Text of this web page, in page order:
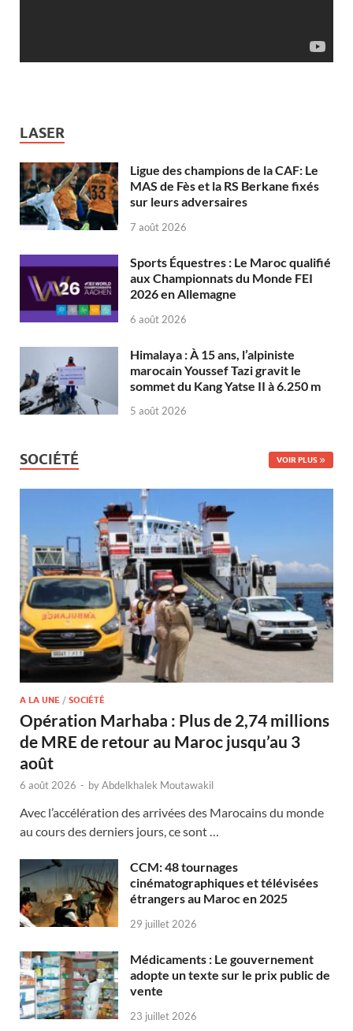
LASER
Ligue des champions de la CAF: Le
MAS de Fès et la RS Berkane fixés
sur leurs adversaires
7 août 2026
Sports Équestres : Le Maroc qualifié
aux Championnats du Monde FEI
2026 en Allemagne
6 août 2026
Himalaya : À 15 ans, l’alpiniste
marocain Youssef Tazi gravit le
sommet du Kang Yatse II à 6.250 m
5 août 2026
SOCIÉTÉ VOIR PLUS
A LA UNE / SOCIÉTÉ
Opération Marhaba : Plus de 2,74 millions
de MRE de retour au Maroc jusqu’au 3
août
6 août 2026 - byAbdelkhalek Moutawakil
Avec l’accélération des arrivées des Marocains du monde
au cours des derniers jours, ce sont …
CCM: 48 tournages
cinématographiques et télévisées
étrangers au Maroc en 2025
29 juillet 2026
Médicaments : Le gouvernement
adopte un texte sur le prix public de
vente
23 juillet 2026